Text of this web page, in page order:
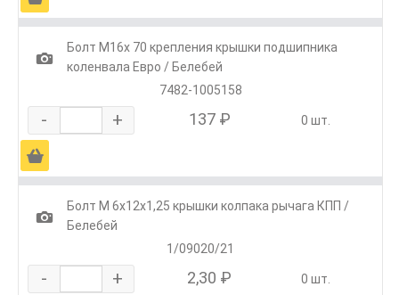
1
Болт М16х 70 крепления крышки подшипника
коленвала Евро / Белебей
7482-1005158
- + 137 ₽ 0 шт.
Ä
1
Болт М 6х12х1,25 крышки колпака рычага КПП /
Белебей
1/09020/21
- + 2,30 ₽ 0 шт.